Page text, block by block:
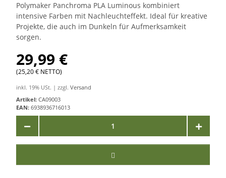
Polymaker Panchroma PLA Luminous kombiniert
intensive Farben mit Nachleuchteffekt. Ideal für kreative
Projekte, die auch im Dunkeln für Aufmerksamkeit
sorgen.
29,99 €
(25,20 € NETTO)
inkl. 19% USt. | zzgl. Versand
Artikel: CA09003
EAN: 6938936716013